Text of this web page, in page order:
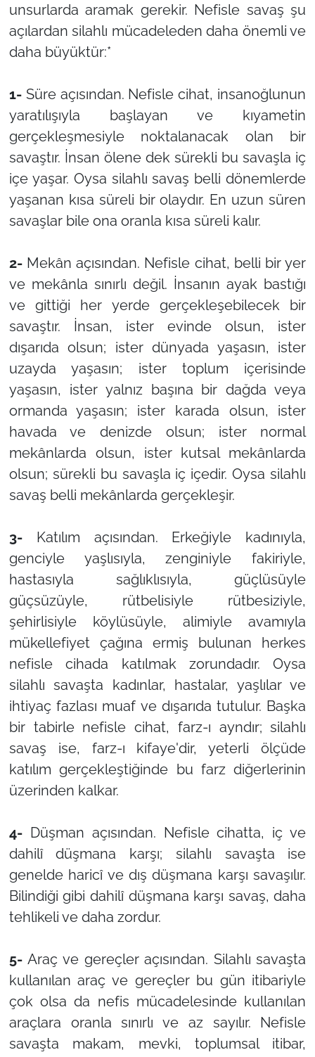
unsurlarda aramak gerekir. Nefisle savaş şu
açılardan silahlı mücadeleden daha önemli ve
daha büyüktür:*
1- Süre açısından. Nefisle cihat, insanoğlunun
yaratılışıyla başlayan ve kıyametin
gerçekleşmesiyle noktalanacak olan bir
savaştır. İnsan ölene dek sürekli bu savaşla iç
içe yaşar. Oysa silahlı savaş belli dönemlerde
yaşanan kısa süreli bir olaydır. En uzun süren
savaşlar bile ona oranla kısa süreli kalır.
2- Mekân açısından. Nefisle cihat, belli bir yer
ve mekânla sınırlı değil. İnsanın ayak bastığı
ve gittiği her yerde gerçekleşebilecek bir
savaştır. İnsan, ister evinde olsun, ister
dışarıda olsun; ister dünyada yaşasın, ister
uzayda yaşasın; ister toplum içerisinde
yaşasın, ister yalnız başına bir dağda veya
ormanda yaşasın; ister karada olsun, ister
havada ve denizde olsun; ister normal
mekânlarda olsun, ister kutsal mekânlarda
olsun; sürekli bu savaşla iç içedir. Oysa silahlı
savaş belli mekânlarda gerçekleşir.
3-Katılım açısından. Erkeğiyle kadınıyla,
genciyle yaşlısıyla, zenginiyle fakiriyle,
hastasıyla sağlıklısıyla, güçlüsüyle
güçsüzüyle, rütbelisiyle rütbesiziyle,
şehirlisiyle köylüsüyle, alimiyle avamıyla
mükellefiyet çağına ermiş bulunan herkes
nefisle cihada katılmak zorundadır. Oysa
silahlı savaşta kadınlar, hastalar, yaşlılar ve
ihtiyaç fazlası muaf ve dışarıda tutulur. Başka
bir tabirle nefisle cihat, farz-ı ayndır; silahlı
savaş ise, farz-ı kifaye'dir, yeterli ölçüde
katılım gerçekleştiğinde bu farz diğerlerinin
üzerinden kalkar.
4- Düşman açısından. Nefisle cihatta, iç ve
dahilî düşmana karşı; silahlı savaşta ise
genelde haricî ve dış düşmana karşı savaşılır.
Bilindiği gibi dahilî düşmana karşı savaş, daha
tehlikeli ve daha zordur.
5-Araç ve gereçler açısından. Silahlı savaşta
kullanılan araç ve gereçler bu gün itibariyle
çok olsa da nefis mücadelesinde kullanılan
araçlara oranla sınırlı ve az sayılır. Nefisle
savaşta makam, mevki, toplumsal itibar,